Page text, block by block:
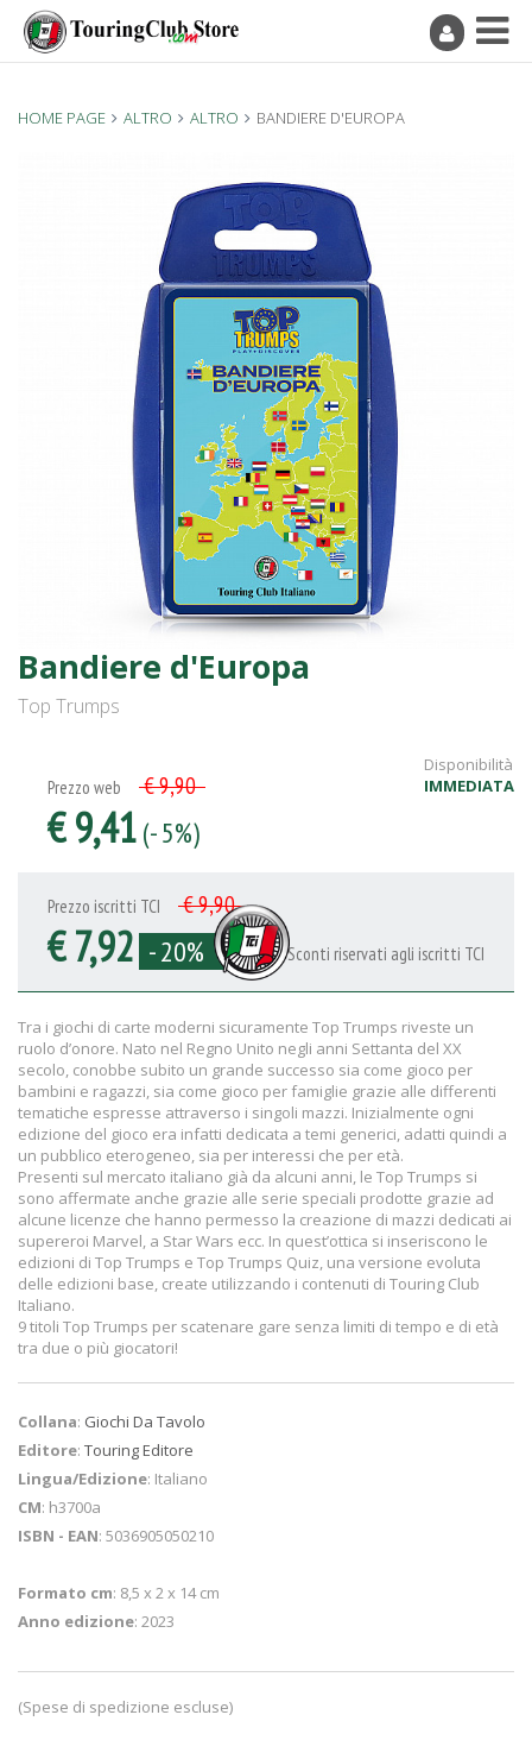
HOME PAGE ALTRO ALTRO BANDIERE D'EUROPA
Bandiere d'Europa
Top Trumps
Disponibilità
IMMEDIATA
Prezzo web € 9,90
€ 9,41(- 5%)
Prezzo iscritti TCI € 9,90
€ 7,92 - 20% Sconti riservati agli iscritti TCI
Tra i giochi di carte moderni sicuramente Top Trumps riveste un
ruolo d’onore. Nato nel Regno Unito negli anni Settanta del XX
secolo, conobbe subito un grande successo sia come gioco per
bambini e ragazzi, sia come gioco per famiglie grazie alle differenti
tematiche espresse attraverso i singoli mazzi. Inizialmente ogni
edizione del gioco era infatti dedicata a temi generici, adatti quindi a
un pubblico eterogeneo, sia per interessi che per età.
Presenti sul mercato italiano già da alcuni anni, le Top Trumps si
sono affermate anche grazie alle serie speciali prodotte grazie ad
alcune licenze che hanno permesso la creazione di mazzi dedicati ai
supereroi Marvel, a Star Wars ecc. In quest’ottica si inseriscono le
edizioni di Top Trumps e Top Trumps Quiz, una versione evoluta
delle edizioni base, create utilizzando i contenuti di Touring Club
Italiano.
9 titoli Top Trumps per scatenare gare senza limiti di tempo e di età
tra due o più giocatori!
Collana: Giochi Da Tavolo
Editore: Touring Editore
Lingua/Edizione: Italiano
CM: h3700a
ISBN - EAN: 5036905050210
Formato cm: 8,5 x 2 x 14 cm
Anno edizione: 2023
(Spese di spedizione escluse)